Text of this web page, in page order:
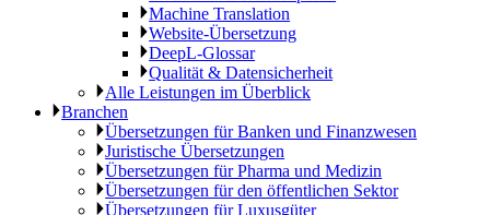
Machine Translation
Website-Übersetzung
DeepL-Glossar
Qualität & Datensicherheit
Alle Leistungen im Überblick
Branchen
Übersetzungen für Banken und Finanzwesen
Juristische Übersetzungen
Übersetzungen für Pharma und Medizin
Übersetzungen für den öffentlichen Sektor
Übersetzungen für Luxusgüter